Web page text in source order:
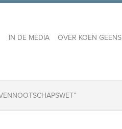
IN DE MEDIA OVER KOEN GEENS